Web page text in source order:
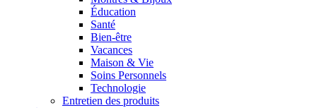
Éducation
Santé
Bien-être
Vacances
Maison & Vie
Soins Personnels
Technologie
Entretien des produits